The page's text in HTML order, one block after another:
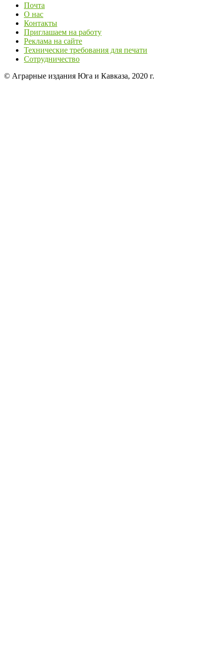
Почта
О нас
Контакты
Приглашаем на работу
Реклама на сайте
Технические требования для печати
Сотрудничество
© Аграрные издания Юга и Кавказа, 2020 г.